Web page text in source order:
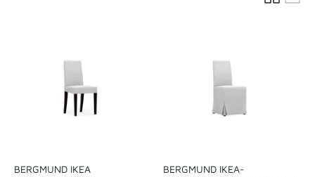
BERGMUND IKEA
BERGMUND IKEA-